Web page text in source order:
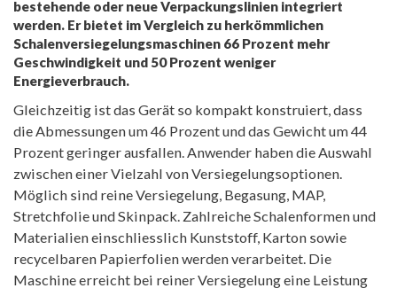
bestehende oder neue Verpackungslinien integriert
werden. Er bietet im Vergleich zu herkömmlichen
Schalenversiegelungsmaschinen 66 Prozent mehr
Geschwindigkeit und 50 Prozent weniger
Energieverbrauch.
Gleichzeitig ist das Gerät so kompakt konstruiert, dass
die Abmessungen um 46 Prozent und das Gewicht um 44
Prozent geringer ausfallen. Anwender haben die Auswahl
zwischen einer Vielzahl von Versiegelungsoptionen.
Möglich sind reine Versiegelung, Begasung, MAP,
Stretchfolie und Skinpack. Zahlreiche Schalenformen und
Materialien einschliesslich Kunststoff, Karton sowie
recycelbaren Papierfolien werden verarbeitet. Die
Maschine erreicht bei reiner Versiegelung eine Leistung